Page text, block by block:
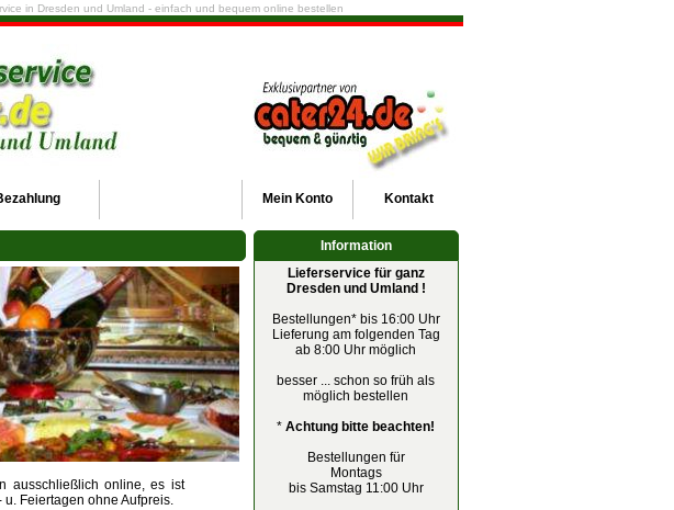
in Dresden und Umland - einfach und bequem online bestellen
Kontakt
Mein Konto
ausschließlich online, es ist
Feiertagen ohne Aufpreis.
Information
Lieferservice für ganz
Dresden und Umland !
Bestellungen* bis 16:00 Uhr
Lieferung am folgenden Tag
ab 8:00 Uhr möglich
besser ... schon so früh als
möglich bestellen
*Achtung bitte beachten!
Bestellungen für
Montags
bis Samstag 11:00 Uhr